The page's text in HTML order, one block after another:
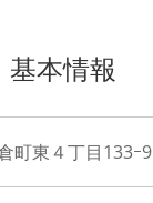
基本情報
町東４丁目133ｰ9